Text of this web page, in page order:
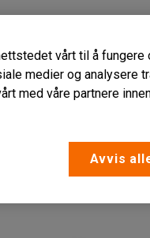
vårt til å
medier og analysere
med våre partnere
Avvis